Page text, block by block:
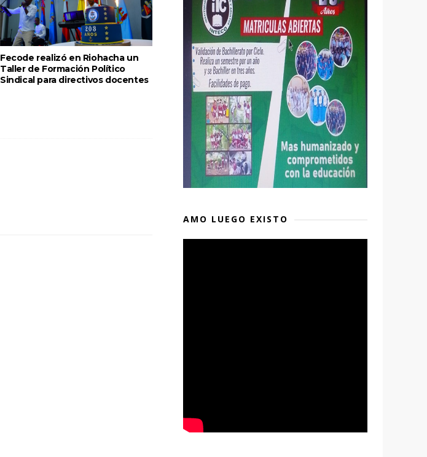
Fecode realizó en Riohacha un
Taller de Formación Político
Sindical para directivos docentes
AMO LUEGO EXISTO